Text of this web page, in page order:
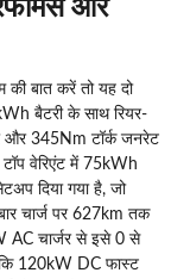
और
की बात करें तो यह दो
बैटरी के साथ रियर-
और 345Nm टॉर्क जनरेट
वेरिएंट में 75kWh
दिया गया है, जो
चार्ज पर 627km तक
AC चार्जर से इसे 0 से
120kW DC फास्ट